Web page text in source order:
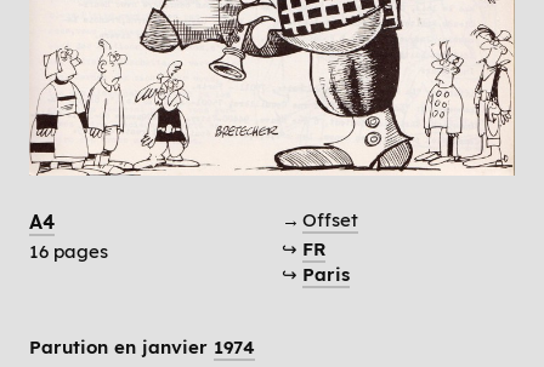
A4
16 pages
→ Offset
↪ FR
↪ Paris
Parution en janvier 1974